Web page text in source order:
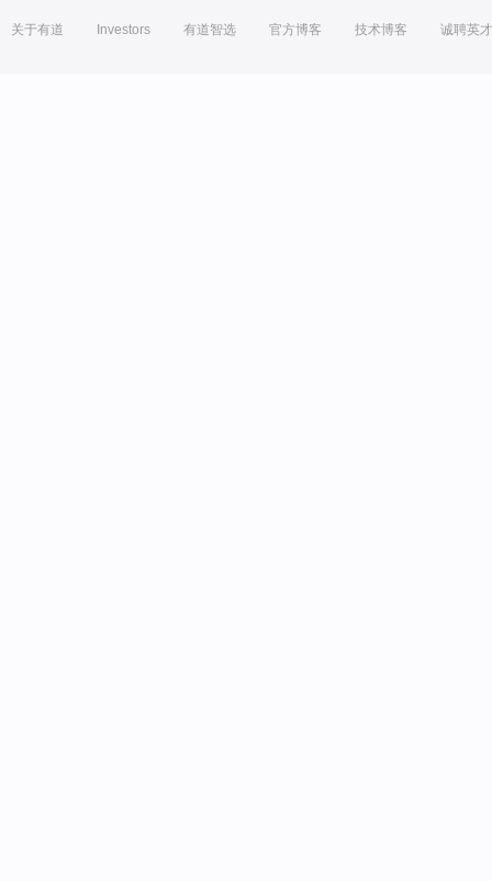
关于有道 Investors 有道智选 官方博客 技术博客 诚聘英才